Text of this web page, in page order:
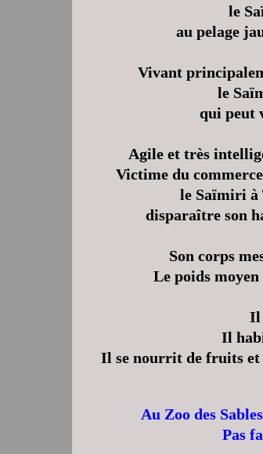
le
au pelage
Vivant
le
qui peut
Agile et très
Victime du
le Saïmiri à
disparaître son
Son corps
Le poids
Il
Il
Il se nourrit de fruits et
Au Zoo des
Pas